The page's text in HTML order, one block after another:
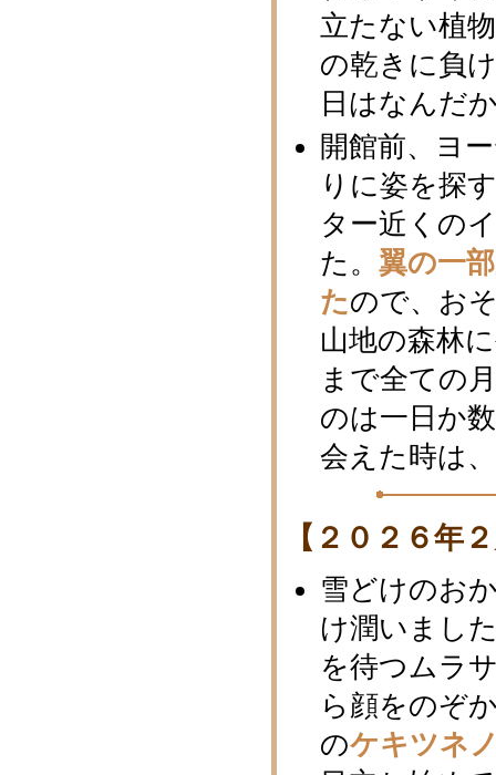
立たない植
の乾きに負
日はなんだ
開館前、ヨ
りに姿を探
ター近くの
た。翼の一
たので、お
山地の森林
まで全ての
のは一日か
会えた時は
【２０２６年
雪どけのお
け潤いまし
を待つムラ
ら顔をのぞ
のケキツネ